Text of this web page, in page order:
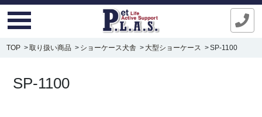
TOP 取り扱い商品 ショーケース犬舎 大型ショーケース SP-1100
SP-1100